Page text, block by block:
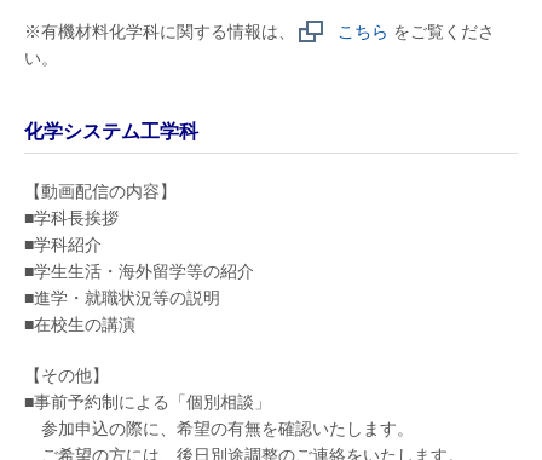
※有機材料化学科に関する情報は、 こちら をご覧くださ
い。
化学システム工学科
【動画配信の内容】
■学科長挨拶
■学科紹介
■学生生活・海外留学等の紹介
■進学・就職状況等の説明
■在校生の講演
【その他】
■事前予約制による「個別相談」
参加申込の際に、希望の有無を確認いたします。
ご希望の方には、後日別途調整のご連絡をいたします。